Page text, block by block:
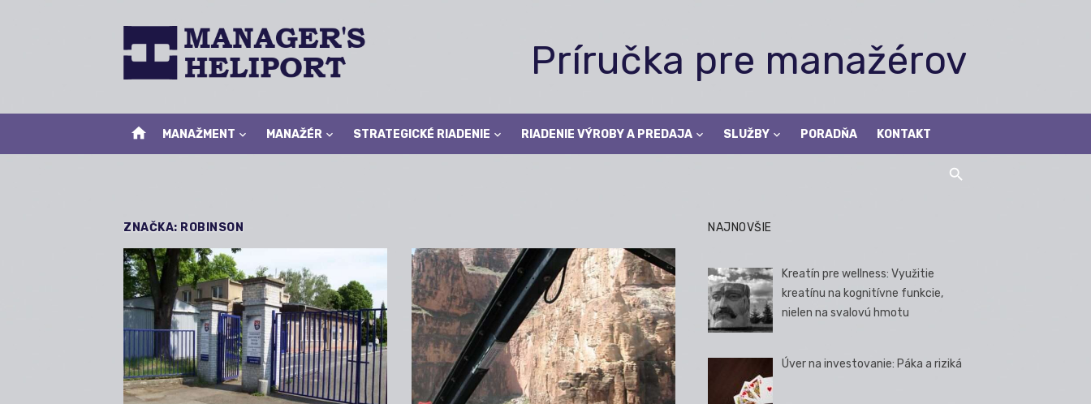
Príručka pre manažérov
home MANAŽMENT MANAŽÉR STRATEGICKÉ RIADENIE RIADENIE VÝROBY A PREDAJA SLUŽBY PORADŇA KONTAKT
ZNAČKA: ROBINSON NAJNOVŠIE
Kreatín pre wellness: Využitie
kreatínu na kognitívne funkcie,
nielen na svalovú hmotu
Úver na investovanie: Páka a riziká